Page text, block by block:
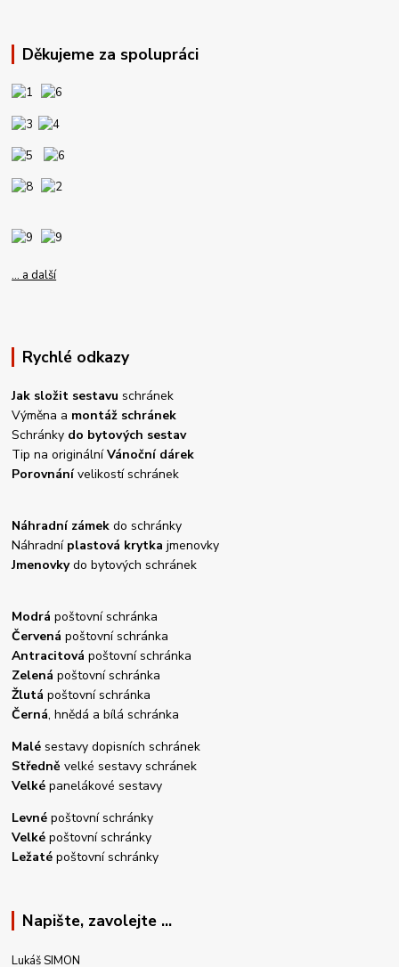
Děkujeme za spolupráci
... a další
Rychlé odkazy
Jak složit sestavu schránek
Výměna a montáž schránek
Schránky do bytových sestav
Tip na originálníVánoční dárek
Porovnánívelikostí schránek
Náhradní zámek do schránky
Náhradní plastová krytka jmenovky
Jmenovkydo bytových schránek
Modrá poštovní schránka
Červená poštovní schránka
Antracitová poštovní schránka
Zelená poštovní schránka
Žlutá poštovní schránka
Černá, hnědá a bílá schránka
Malé sestavy dopisních schránek
Středněvelké sestavy schránek
Velké panelákové sestavy
Levné poštovní schránky
Velké poštovní schránky
Ležatépoštovní schránky
Napište, zavolejte ...
Lukáš SIMON